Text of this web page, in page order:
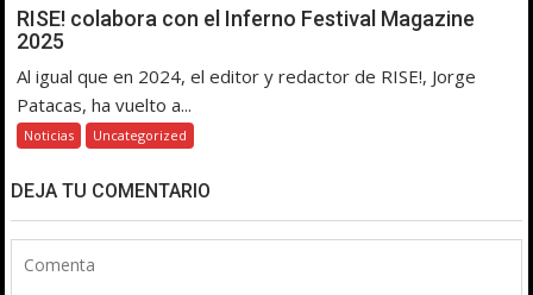
RISE! colabora con el Inferno Festival Magazine
2025
Al igual que en 2024, el editor y redactor de RISE!, Jorge
Patacas, ha vuelto a...
Noticias Uncategorized
DEJA TU COMENTARIO